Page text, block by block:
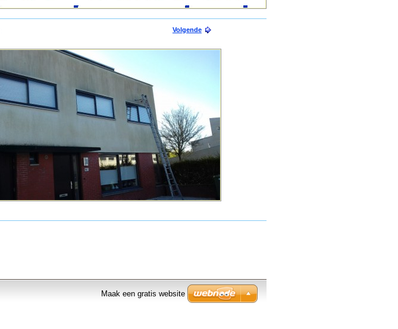
Volgende
Maak een gratis website